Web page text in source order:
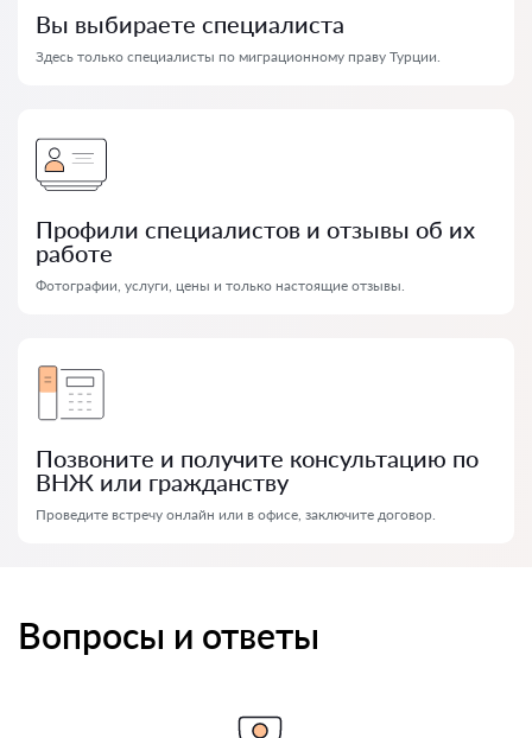
Вы выбираете специалиста
Здесь только специалисты по миграционному праву Турции.
Профили специалистов и отзывы об их
работе
Фотографии, услуги, цены и только настоящие отзывы.
Позвоните и получите консультацию по
ВНЖ или гражданству
Проведите встречу онлайн или в офисе, заключите договор.
Вопросы и ответы